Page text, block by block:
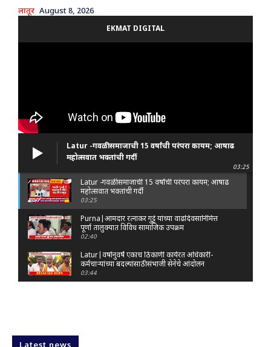
लातूर August 8, 2026
EKMAT DIGITAL
Latur -गवळी समाजाची 15 वर्षांची परंपरा कायम; आषाढ
महोत्सवात भक्तांची गर्दी
03:25
Latur -गवळी समाजाची 15 वर्षांची परंपरा कायम; आषाढ
महोत्सवात भक्तांची गर्दी
03:25
Purna|आमदार रत्नाकर गुट्टे यांच्या वाढदिवसानिमित्त
पूर्णा तालुक्यात विविध सामाजिक उपक्रम
02:40
Latur|वर्षानुवर्षे एकाच ठिकाणी कार्यरत अधिकारी-
कर्मचाऱ्यांच्या बदल्यांसाठी संभाजी सेनेचे आंदोलन
03:44
Latest news